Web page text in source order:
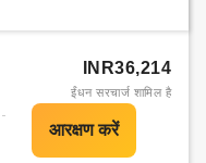
INR36,214
ईंधन सरचार्ज शामिल है